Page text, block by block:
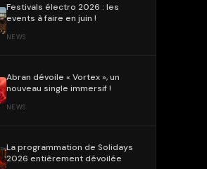
Festivals électro 2026 : les
events à faire en juin !
NEWS
Abran dévoile « Vortex », un
nouveau single immersif !
NEWS
La programmation de Solidays
2026 entièrement dévoilée